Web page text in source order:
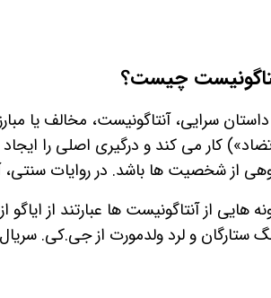
چیست؟
داستان سرایی، آنتاگونیست، مخالف
کار می کند و درگیری اصلی را
از شخصیت ها باشد. در روایات سنتی،
هایی از آنتاگونیست ها عبارتند از
ستارگان و لرد ولدمورت از جی.کی.